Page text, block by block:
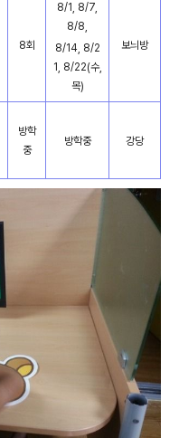
8회
8/1, 8/7,
8/8,
8/14, 8/2
1, 8/22(수,
목)
보늬방
방학
중
방학중 강당